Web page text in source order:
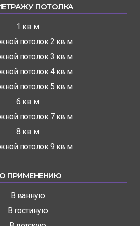
ПОТОЛКА
1 кв м
потолок 2 кв м
потолок 3 кв м
потолок 4 кв м
потолок 5 кв м
6 кв м
потолок 7 кв м
8 кв м
потолок 9 кв м
ПРИМЕНЕНИЮ
В ванную
В гостиную